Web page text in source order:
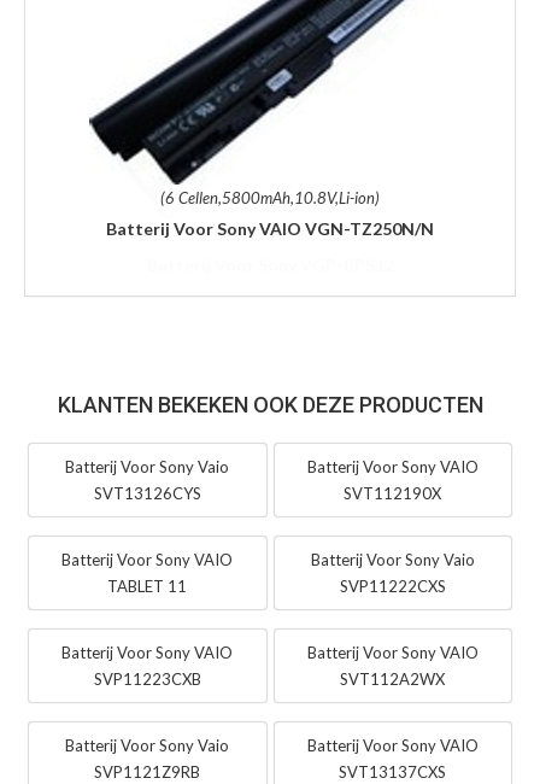
(6 Cellen,5800mAh,10.8V,Li-ion)
Batterij Voor Sony VAIO VGN-TZ250N/N
KLANTEN BEKEKEN OOK DEZE PRODUCTEN
Batterij Voor Sony Vaio
SVT13126CYS
Batterij Voor Sony VAIO
SVT112190X
Batterij Voor Sony VAIO
TABLET 11
Batterij Voor Sony Vaio
SVP11222CXS
Batterij Voor Sony VAIO
SVP11223CXB
Batterij Voor Sony VAIO
SVT112A2WX
Batterij Voor Sony Vaio
SVP1121Z9RB
Batterij Voor Sony VAIO
SVT13137CXS